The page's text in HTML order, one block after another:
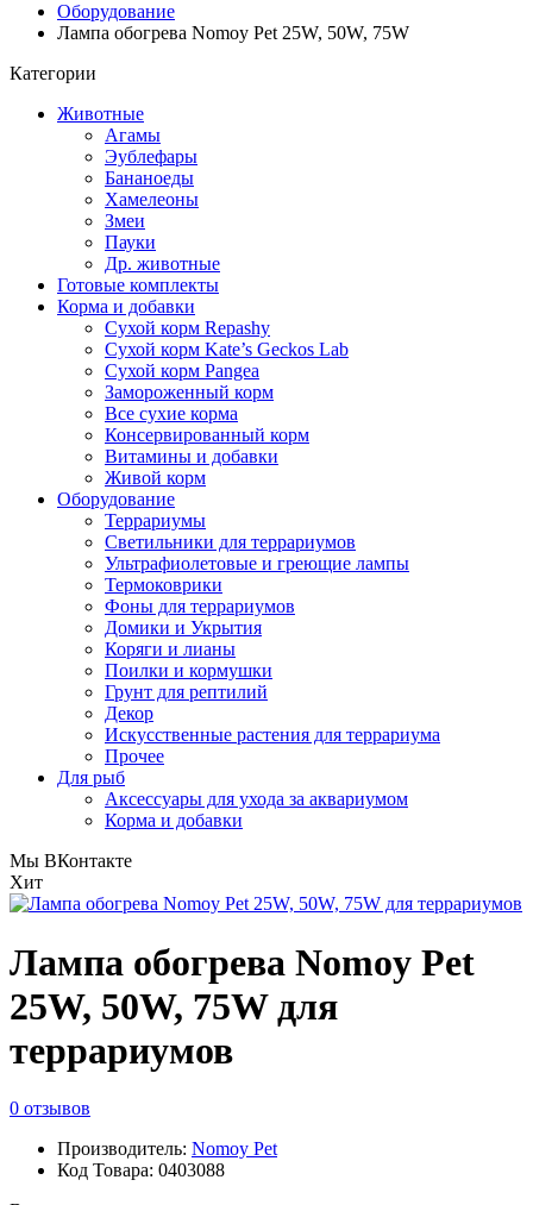
Оборудование
Лампа обогрева Nomoy Pet 25W, 50W, 75W
Категории
Животные
Агамы
Эублефары
Бананоеды
Хамелеоны
Змеи
Пауки
Др. животные
Готовые комплекты
Корма и добавки
Сухой корм Repashy
Сухой корм Kate’s Geckos Lab
Сухой корм Pangea
Замороженный корм
Все сухие корма
Консервированный корм
Витамины и добавки
Живой корм
Оборудование
Террариумы
Светильники для террариумов
Ультрафиолетовые и греющие лампы
Термоковрики
Фоны для террариумов
Домики и Укрытия
Коряги и лианы
Поилки и кормушки
Грунт для рептилий
Декор
Искусственные растения для террариума
Прочее
Для рыб
Аксессуары для ухода за аквариумом
Корма и добавки
Мы ВКонтакте
Хит
Лампа обогрева Nomoy Pet
25W, 50W, 75W для
террариумов
0 отзывов
Производитель: Nomoy Pet
Код Товара: 0403088